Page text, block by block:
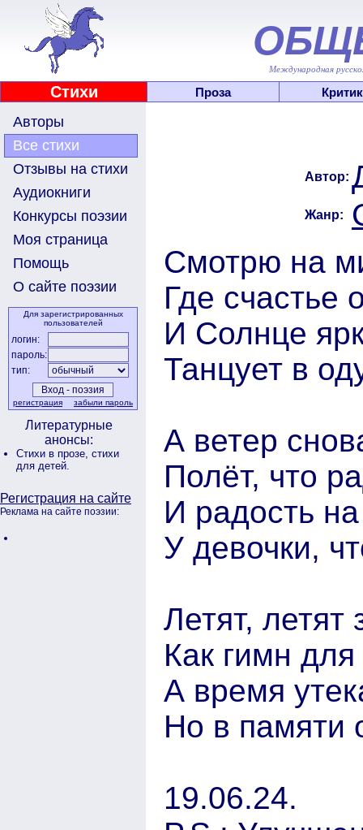
Международная
Стихи Проза
Авторы
Все стихи
Отзывы на стихи
Аудиокниги
Конкурсы поэзии
Моя страница
Помощь
О сайте поэзии
Для зарегистрированных
пользователей
логин:
пароль:
тип:
регистрация забыли пароль
Литературные
анонсы:
Стихи в прозе, стихи
для детей.
Регистрация на сайте
Реклама на сайте поэзии:
Автор:
Жанр:
Смотрю на
Где счастье
И Солнце
Танцует в
А ветер
Полёт, что
И радость на
У девочки,
Летят,
Как гимн
А время
Но в памяти
19.06.24.